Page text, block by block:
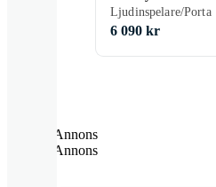
Ljudinspelare/Porta
6 090 kr
Annons
Annons